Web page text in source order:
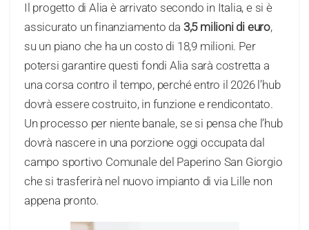
Il progetto di Alia è arrivato secondo in Italia, e si è
assicurato un finanziamento da 3,5 milioni di euro,
su un piano che ha un costo di 18,9 milioni. Per
potersi garantire questi fondi Alia sarà costretta a
una corsa contro il tempo, perché entro il 2026 l’hub
dovrà essere costruito, in funzione e rendicontato.
Un processo per niente banale, se si pensa che l’hub
dovrà nascere in una porzione oggi occupata dal
campo sportivo Comunale del Paperino San Giorgio
che si trasferirà nel nuovo impianto di via Lille non
appena pronto.